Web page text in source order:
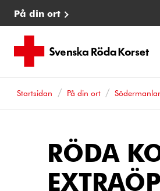
På din ort
Startsidan På din ort
RÖDA